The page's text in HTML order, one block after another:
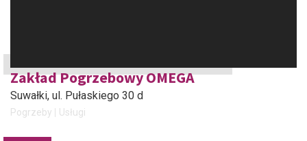
Zakład Pogrzebowy OMEGA
Suwałki, ul. Pułaskiego 30 d
Pogrzeby Usługi